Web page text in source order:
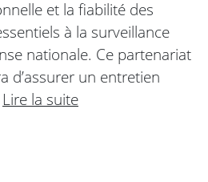
et la fiabilité des
à la surveillance
nationale. Ce partenariat
d’assurer un entretien
Lire la suite